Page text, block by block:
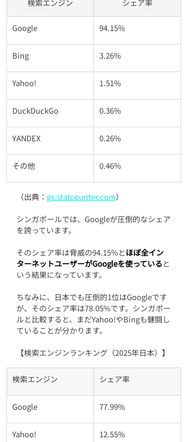
検索エンジン シェア率
Google 94.15%
Bing 3.26%
Yahoo! 1.51%
DuckDuckGo 0.36%
YANDEX 0.26%
その他 0.46%
（出典： gs.statcounter.com）
シンガポールでは、Googleが圧倒的なシェア
を誇っています。
そのシェア率は脅威の94.15%とほぼ全イン
ターネットユーザーがGoogleを使っていると
いう結果になっています。
ちなみに、日本でも圧倒的1位はGoogleです
が、そのシェア率は78.05%です。シンガポー
ルと比較すると、まだYahoo!やBingも健闘し
ていることが分かります。
【検索エンジンランキング（2025年日本）】
検索エンジン シェア率
Google 77.99%
Yahoo! 12.55%